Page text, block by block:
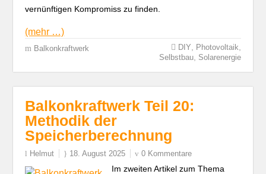
vernünftigen Kompromiss zu finden.
(mehr …)
Balkonkraftwerk DIY Photovoltaik
Selbstbau, Solarenergie
Balkonkraftwerk Teil 20:
Methodik der
Speicherberechnung
Helmut 18. August 2025 0 Kommentare
Im zweiten Artikel zum Thema